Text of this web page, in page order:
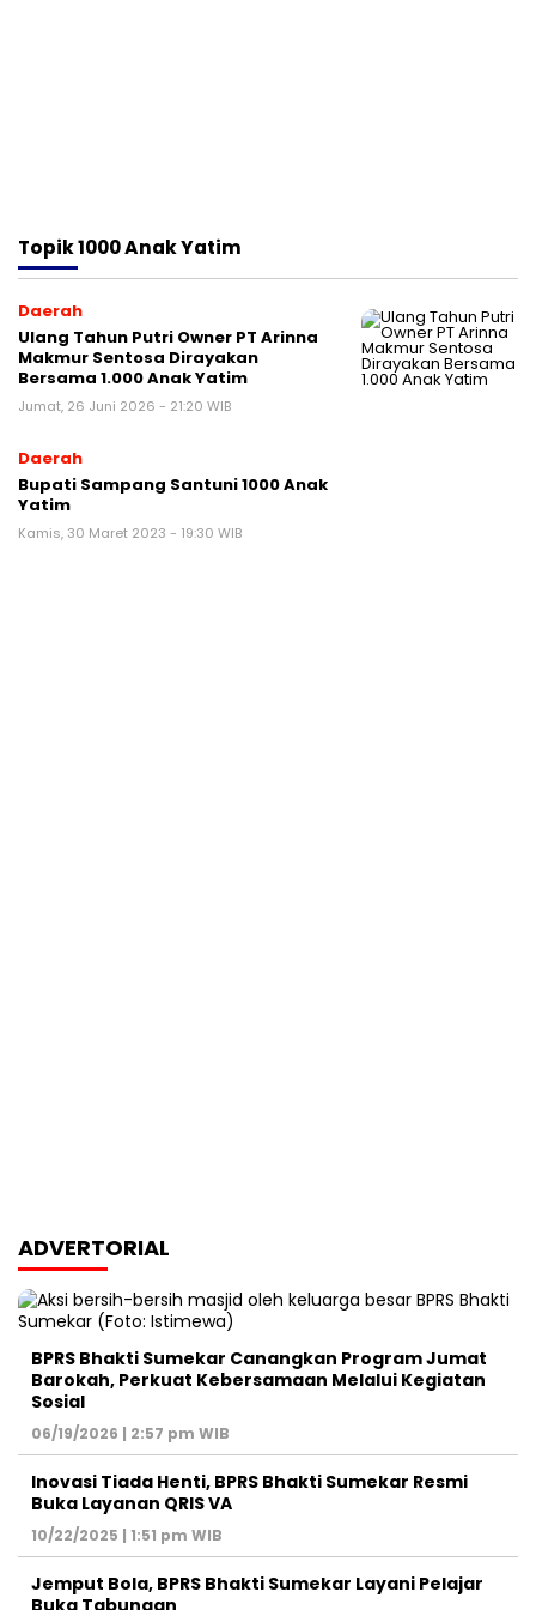
Topik1000 Anak Yatim
Daerah
Ulang Tahun Putri Owner PT Arinna
Makmur Sentosa Dirayakan
Bersama 1.000 Anak Yatim
Jumat, 26 Juni 2026 - 21:20 WIB
Daerah
Bupati Sampang Santuni 1000 Anak
Yatim
Kamis, 30 Maret 2023 - 19:30 WIB
ADVERTORIAL
BPRS Bhakti Sumekar Canangkan Program Jumat
Barokah, Perkuat Kebersamaan Melalui Kegiatan
Sosial
06/19/2026 | 2:57 pm WIB
Inovasi Tiada Henti, BPRS Bhakti Sumekar Resmi
Buka Layanan QRIS VA
10/22/2025 | 1:51 pm WIB
Jemput Bola, BPRS Bhakti Sumekar Layani Pelajar
Buka Tabungan